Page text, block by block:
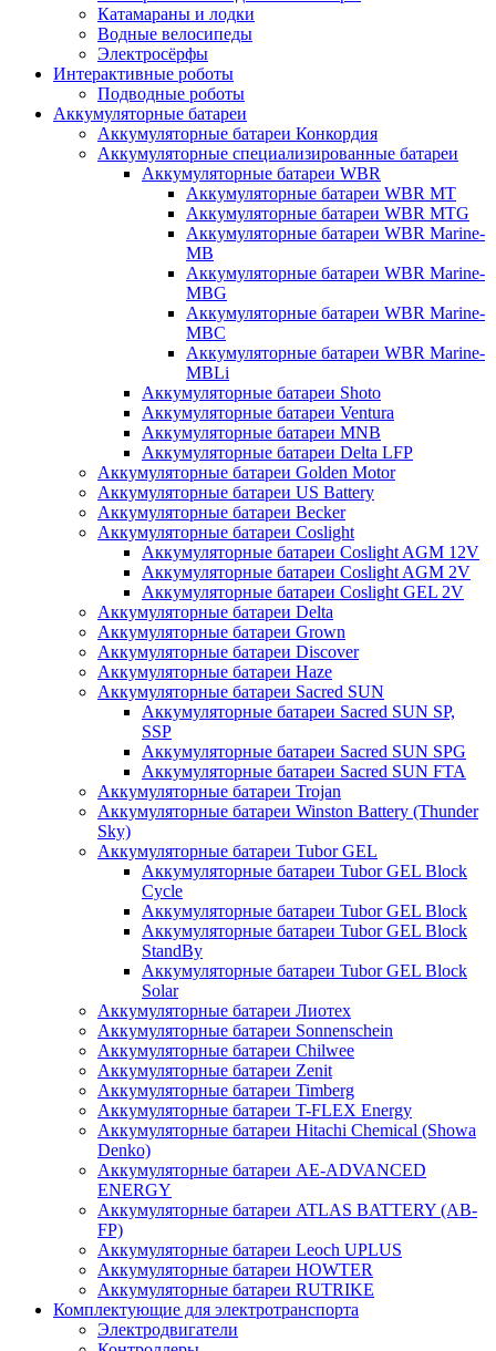
Катамараны и лодки
Водные велосипеды
Электросёрфы
Интерактивные роботы
Подводные роботы
Аккумуляторные батареи
Аккумуляторные батареи Конкордия
Аккумуляторные специализированные батареи
Аккумуляторные батареи WBR
Аккумуляторные батареи WBR MT
Аккумуляторные батареи WBR MTG
Аккумуляторные батареи WBR Marine-
MB
Аккумуляторные батареи WBR Marine-
MBG
Аккумуляторные батареи WBR Marine-
MBC
Аккумуляторные батареи WBR Marine-
MBLi
Аккумуляторные батареи Shoto
Аккумуляторные батареи Ventura
Аккумуляторные батареи MNB
Аккумуляторные батареи Delta LFP
Аккумуляторные батареи Golden Motor
Аккумуляторные батареи US Battery
Аккумуляторные батареи Becker
Аккумуляторные батареи Coslight
Аккумуляторные батареи Coslight AGM 12V
Аккумуляторные батареи Coslight AGM 2V
Аккумуляторные батареи Coslight GEL 2V
Аккумуляторные батареи Delta
Аккумуляторные батареи Grown
Аккумуляторные батареи Discover
Аккумуляторные батареи Haze
Аккумуляторные батареи Sacred SUN
Аккумуляторные батареи Sacred SUN SP,
SSP
Аккумуляторные батареи Sacred SUN SPG
Аккумуляторные батареи Sacred SUN FTA
Аккумуляторные батареи Trojan
Аккумуляторные батареи Winston Battery (Thunder
Sky)
Аккумуляторные батареи Tubor GEL
Аккумуляторные батареи Tubor GEL Block
Cycle
Аккумуляторные батареи Tubor GEL Block
Аккумуляторные батареи Tubor GEL Block
StandBy
Аккумуляторные батареи Tubor GEL Block
Solar
Аккумуляторные батареи Лиотех
Аккумуляторные батареи Sonnenschein
Аккумуляторные батареи Chilwee
Аккумуляторные батареи Zenit
Аккумуляторные батареи Timberg
Аккумуляторные батареи T-FLEX Energy
Аккумуляторные батареи Hitachi Chemical (Showa
Denko)
Аккумуляторные батареи АЕ-ADVANCED
ENERGY
Аккумуляторные батареи ATLAS BATTERY (AB-
FP)
Аккумуляторные батареи Leoch UPLUS
Аккумуляторные батареи HOWTER
Аккумуляторные батареи RUTRIKE
Комплектующие для электротранспорта
Электродвигатели